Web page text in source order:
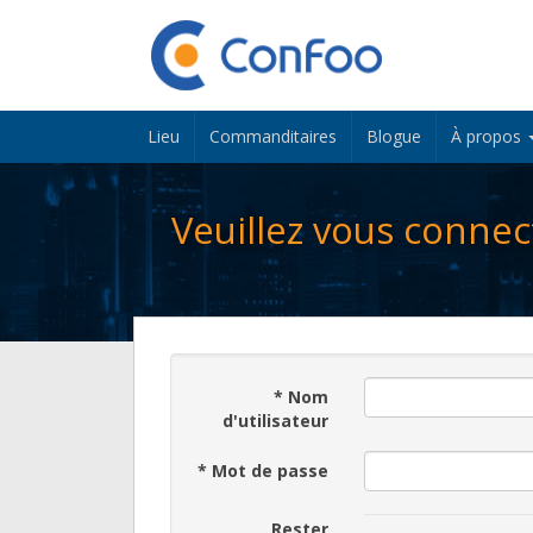
Lieu Commanditaires Blogue À propos
Veuillez vous
* Nom
d'utilisateur
* Mot de passe